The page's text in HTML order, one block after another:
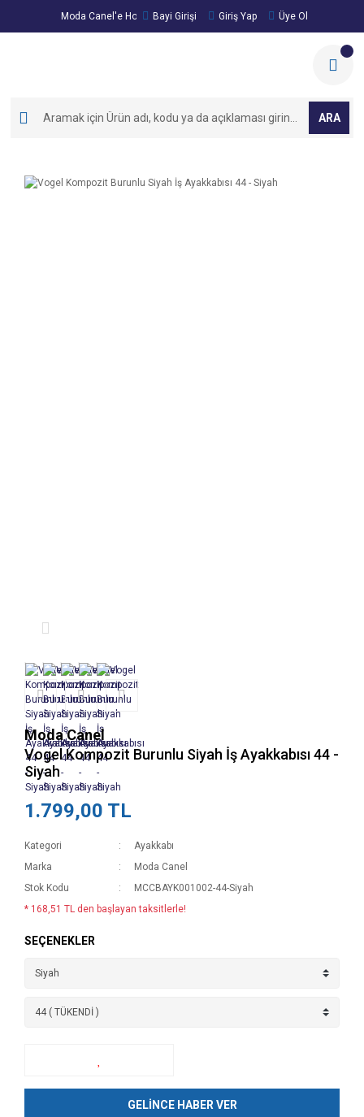
Moda Canel'e Hoşgeldiniz!
Bayi Girişi Giriş Yap Üye Ol
ARA
Moda Canel
Vogel Kompozit Burunlu Siyah İş Ayakkabısı 44 -
Siyah
1.799,00 TL
Kategori
Ayakkabı
Marka
Moda Canel
Stok Kodu
MCCBAYK001002-44-Siyah
* 168,51 TL den başlayan taksitlerle!
SEÇENEKLER
GELİNCE HABER VER